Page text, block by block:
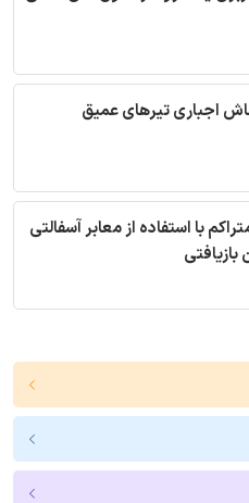
اجباری تیرهای عمیق
با استفاده از معابر آسفالتی
بازیافتی